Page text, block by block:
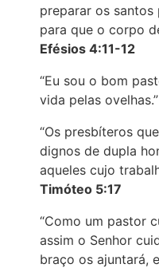
preparar os
para que o corpo
Efésios 4:11-12
“Eu sou o bom
vida pelas ovelhas.”
“Os presbíteros
dignos de dupla
aqueles cujo
Timóteo 5:17
“Como um pastor
assim o Senhor
braço os ajuntará,